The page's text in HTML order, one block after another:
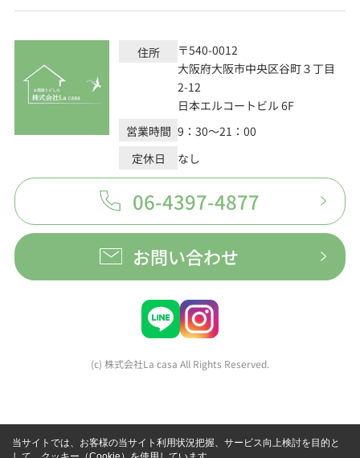
住所
〒540-0012
大阪府大阪市中央区谷町３丁目
2-12
日本エルコートビル 6F
営業時間 9：30～21：00
定休日
なし
06-4397-4877
お問い合わせ
(c) 株式会社La casa All Rights Reserved.
当サイトでは、お客様の当サイト利用状況把握、サービス向上検討を目的と